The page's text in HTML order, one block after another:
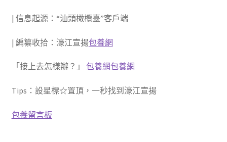
| 信息起源：“汕頭橄欖臺”客戶端
| 編纂收拾：濠江宣揚包養網
「接上去怎樣辦？」 包養網包養網
Tips：設星標☆置頂，一秒找到濠江宣揚
包養留言板